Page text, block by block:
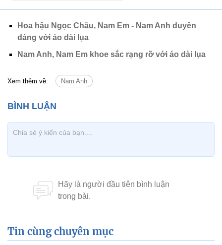
Hoa hậu Ngọc Châu, Nam Em - Nam Anh duyên
dáng với áo dài lụa
Nam Anh, Nam Em khoe sắc rạng rỡ với áo dài lụa
Xem thêm về: Nam Anh
Tin cùng chuyên mục